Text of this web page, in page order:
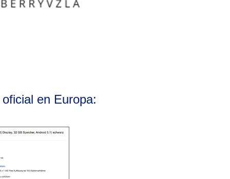
en Europa: